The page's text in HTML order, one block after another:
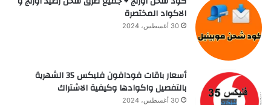
الاكواد المختصرة
30 أغسطس، 2024
أسعار باقات فودافون فلیکس 35 الشهرية
بالتفصيل واكوادها وكيفية الاشتراك
30 أغسطس، 2024